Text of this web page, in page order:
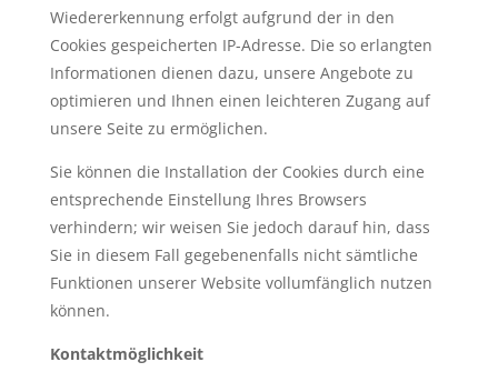
Wiedererkennung erfolgt aufgrund der in den
Cookies gespeicherten IP-Adresse. Die so erlangten
Informationen dienen dazu, unsere Angebote zu
optimieren und Ihnen einen leichteren Zugang auf
unsere Seite zu ermöglichen.
Sie können die Installation der Cookies durch eine
entsprechende Einstellung Ihres Browsers
verhindern; wir weisen Sie jedoch darauf hin, dass
Sie in diesem Fall gegebenenfalls nicht sämtliche
Funktionen unserer Website vollumfänglich nutzen
können.
Kontaktmöglichkeit